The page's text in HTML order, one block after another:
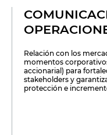
Relación con los
momentos
accionarial) para
stakeholders y
protección e